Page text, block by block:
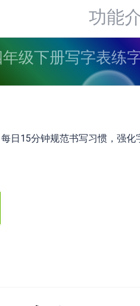
功能
年级下册写字表练
日15分钟规范书写习惯，强